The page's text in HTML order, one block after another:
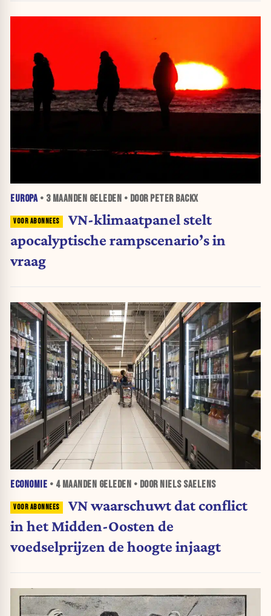
EUROPA• 3 MAANDEN GELEDEN • DOOR PETER BACKX
VN-klimaatpanel stelt
apocalyptische rampscenario’s in
vraag
ECONOMIE • 4 MAANDEN GELEDEN • DOOR NIELS SAELENS
VN waarschuwt dat conflict
in het Midden-Oosten de
voedselprijzen de hoogte injaagt